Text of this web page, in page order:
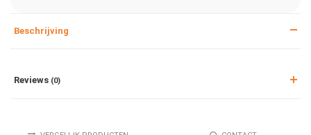
Beschrijving
Reviews (0)